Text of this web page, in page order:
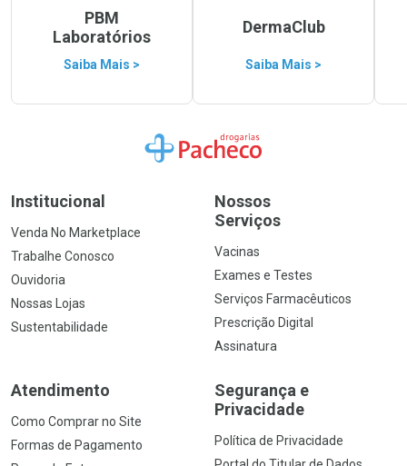
PBM
Laboratórios
Saiba Mais >
DermaClub
Saiba Mais >
Ir para a Home
Institucional
Venda No Marketplace
Trabalhe Conosco
Ouvidoria
Nossas Lojas
Sustentabilidade
Nossos
Serviços
Vacinas
Exames e Testes
Serviços Farmacêuticos
Prescrição Digital
Assinatura
Atendimento
Como Comprar no Site
Formas de Pagamento
Segurança e
Privacidade
Política de Privacidade